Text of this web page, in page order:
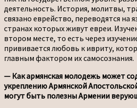
деятельность. История, молитвы,
связано еврейство, переводятся на
странах которых живут евреи.
втором месте, то есть через
прививается любовь к ивриту,
главным фактором их самосознания.
— Как армянская молодежь может
укреплению Армянской
могут быть полезны Армении